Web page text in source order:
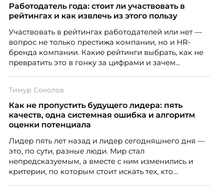
Работодатель года: стоит ли участвовать в
рейтингах и как извлечь из этого пользу
Участвовать в рейтингах работодателей или нет —
вопрос не только престижа компании, но и HR-
бренда компании. Какие рейтинги выбрать, как не
превратить это в гонку за цифрами и зачем
Чеснокова, HR-директор Right line.
Тимур Соколов
Как не пропустить будущего лидера: пять
качеств, одна системная ошибка и алгоритм
оценки потенциала
Лидер пять лет назад и лидер сегодняшнего дня —
это, по сути, разные люди. Мир стал
непредсказуемым, а вместе с ним изменились и
критерии, по которым стоит искать тех, кто